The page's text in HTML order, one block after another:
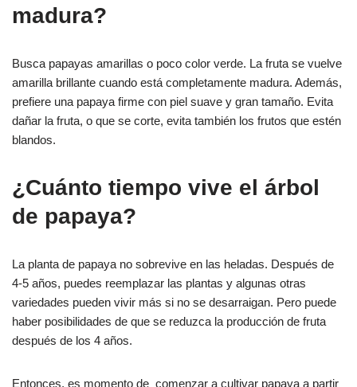
madura?
Busca papayas amarillas o poco color verde. La fruta se vuelve
amarilla brillante cuando está completamente madura. Además,
prefiere una papaya firme con piel suave y gran tamaño. Evita
dañar la fruta, o que se corte, evita también los frutos que estén
blandos.
¿Cuánto tiempo vive el árbol
de papaya?
La planta de papaya no sobrevive en las heladas. Después de
4-5 años, puedes reemplazar las plantas y algunas otras
variedades pueden vivir más si no se desarraigan. Pero puede
haber posibilidades de que se reduzca la producción de fruta
después de los 4 años.
Entonces, es momento de comenzar a cultivar papaya a partir